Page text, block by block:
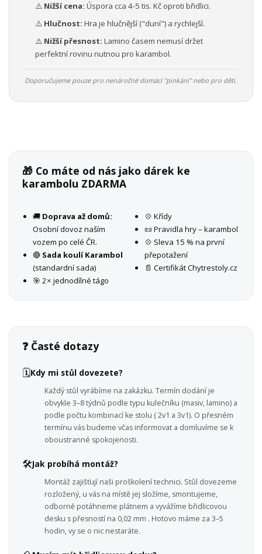
⚠️ Nižší cena: Úspora cca 4-5 tis. Kč oproti břidlici.
⚠️ Hlučnost: Hra je hlučnější ("duní") a rychlejší.
⚠️ Nižší přesnost: Lamino časem nemusí držet
perfektní rovinu nutnou pro karambol.
Doporučujeme pouze pro nenáročné domácí "pinkání" nebo pro děti.
🎁 Co máte od nás jako dárek ke
karambolu ZDARMA
🚚 Doprava až domů:
Osobní dovoz naším
vozem po celé ČR.
🔴 Sada koulí Karambol
(standardní sada)
🎯 2× jednodílné tágo
💠 Křídy
📜 Pravidla hry – karambol
💠 Sleva 15 % na první
přepotažení
📄 Certifikát Chytrestoly.cz
❓ Časté dotazy
🗓️Kdy mi stůl dovezete?
Každý stůl vyrábíme na zakázku. Termín dodání je
obvykle 3–8 týdnů podle typu kulečníku (masiv, lamino) a
podle počtu kombinací ke stolu ( 2v1 a 3v1). O přesném
termínu vás budeme včas informovat a domluvíme se k
oboustranné spokojenosti.
🛠️Jak probíhá montáž?
Montáž zajišťují naši proškolení technici. Stůl dovezeme
rozložený, u vás na místě jej složíme, smontujeme,
odborně potáhneme plátnem a vyvážíme břidlicovou
desku s přesností na 0,02 mm . Hotovo máme za 3–5
hodin, vy se o nic nestaráte.